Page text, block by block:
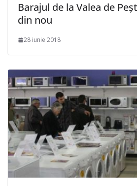
Barajul de la Valea de
din nou
28 iunie 2018